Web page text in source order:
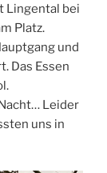
Lingental bei
Platz.
und
Das Essen
Leider
uns in